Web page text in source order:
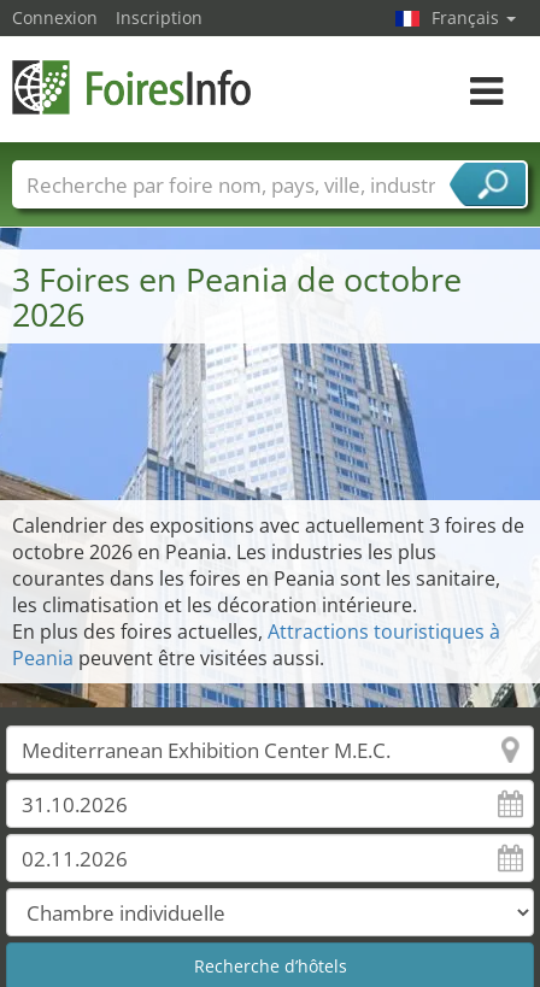
3 Foires en Peania de octobre
2026
Calendrier des expositions avec actuellement 3 foires de
octobre 2026 en Peania. Les industries les plus
courantes dans les foires en Peania sont les sanitaire,
les climatisation et les décoration intérieure.
En plus des foires actuelles, Attractions touristiques à
Peania peuvent être visitées aussi.
Connexion Inscription Français
Toggle
Foire noms Pays Villes
Secteurs de foire
Secteurs du fournisseur de services